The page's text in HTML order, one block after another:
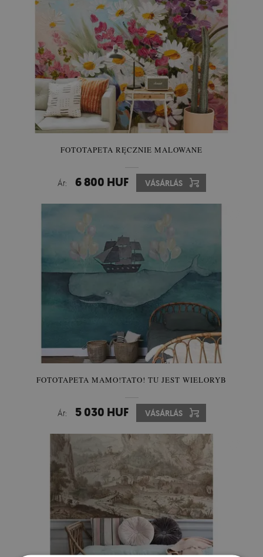
FOTOTAPETA RĘCZNIE MALOWANE
Ár: 6 800 HUF VÁSÁRLÁS
FOTOTAPETA MAMO!TATO! TU JEST WIELORYB
Ár: 5 030 HUF VÁSÁRLÁS